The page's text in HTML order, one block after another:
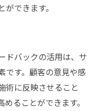
できます。
ドバックの活用は、サ
です。顧客の意見や感
術に反映させること
ることができます。